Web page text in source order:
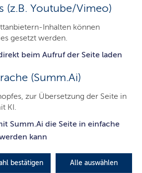
(z.B. Youtube/Vimeo)
Inhalten können
gesetzt werden.
beim Aufruf der Seite laden
(Summ.Ai)
zur Übersetzung der Seite in
KI.
Summ.Ai die Seite in einfache
kann
bestätigen Alle auswählen
"Alles, was Wissen schafft"
Köpfen aus Schleswig-